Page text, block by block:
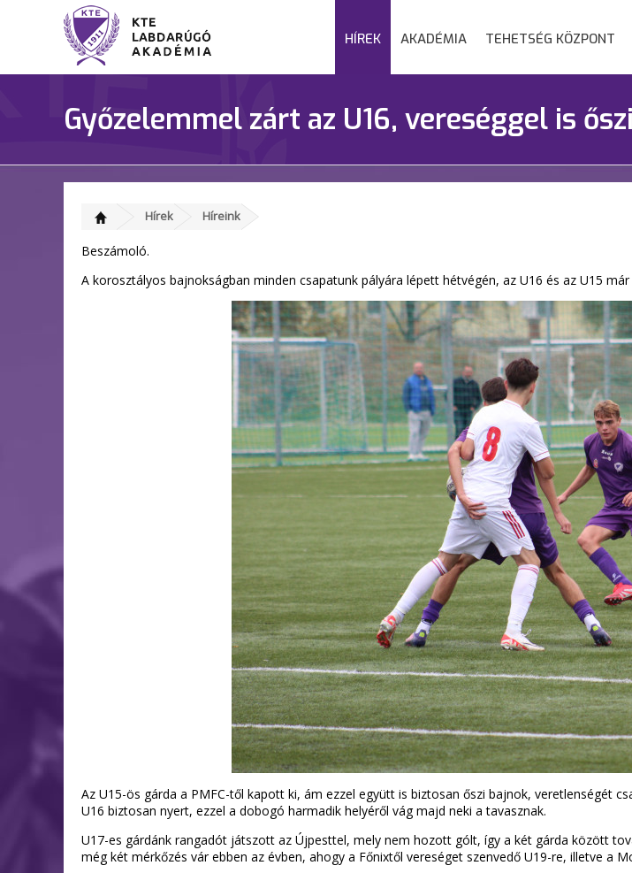
HÍREK AKADÉMIA TEHETSÉG KÖZPONT
Győzelemmel zárt az U16, vereséggel is
Hírek Híreink
Beszámoló.
A korosztályos bajnokságban minden csapatunk pályára lépett hétvégén, az U16 és az U15
Az U15-ös gárda a PMFC-től kapott ki, ám ezzel együtt is biztosan őszi bajnok, veretlenségét
U16 biztosan nyert, ezzel a dobogó harmadik helyéről vág majd neki a tavasznak.
U17-es gárdánk rangadót játszott az Újpesttel, mely nem hozott gólt, így a két gárda között
még két mérkőzés vár ebben az évben, ahogy a Főnixtől vereséget szenvedő U19-re, illetve a